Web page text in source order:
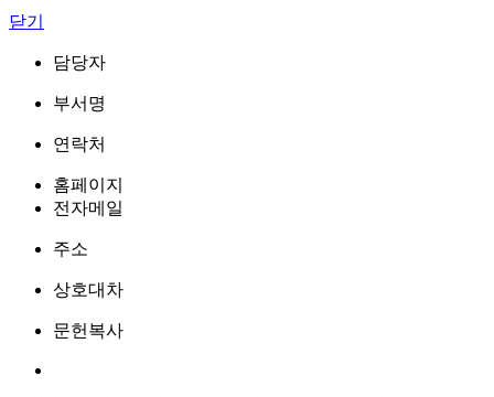
닫기
담당자
부서명
연락처
홈페이지
전자메일
주소
상호대차
문헌복사